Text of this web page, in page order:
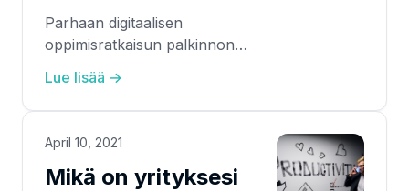
Parhaan digitaalisen
oppimisratkaisun palkinnon
oppimisen ekosysteemi-sarjassa
voitti yhteistyössä Crazy Town ja
Lue lisää →
April 10, 2021
Mikä on yrityksesi